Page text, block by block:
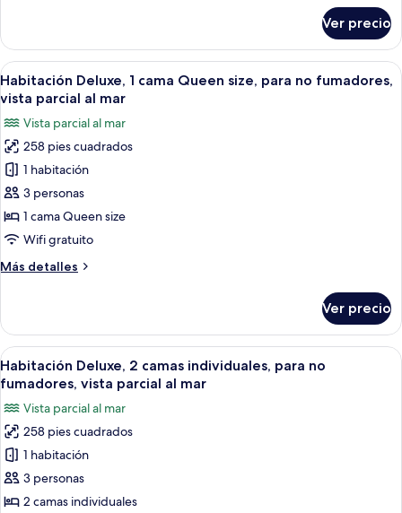
Twin
Bed
Room,
2
Single
Beds
Ver precio
Abrir
todas
fotos
de
Habitación
Deluxe,
1
cama
size,
fumadores,
vista
parcial
al
mar
Habitación de hotel con una cama
13
Habitación Deluxe, 1 cama Queen size, para no fumadores,
vista parcial al mar
Vista parcial al mar
258 pies cuadrados
1 habitación
3 personas
1 cama Queen size
Wifi gratuito
Más detalles
Más
Deluxe,
cama
Queen
para
no
fumadores,
vista
parcial
mar
Ver precio
Abrir
todas
fotos
de
Habitación
Deluxe,
2
Habitación de hotel con cama,
14
Habitación Deluxe, 2 camas individuales, para no
fumadores, vista parcial al mar
Vista parcial al mar
258 pies cuadrados
1 habitación
3 personas
2 camas individuales